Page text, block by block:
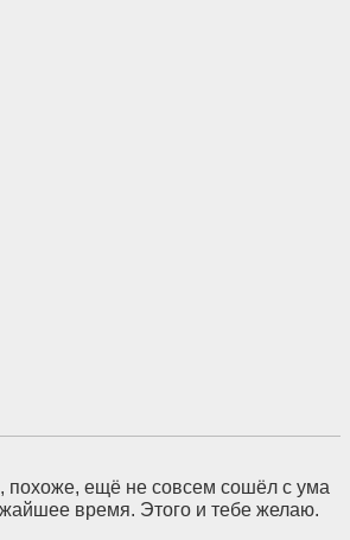
похоже, ещё не совсем сошёл с ума
время. Этого и тебе желаю.